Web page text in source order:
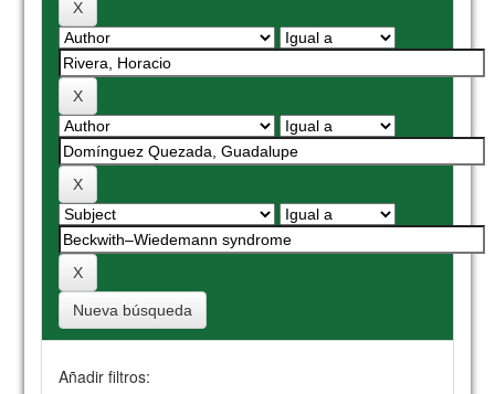
Nueva búsqueda
Añadir filtros: